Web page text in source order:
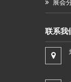
展会
联系我